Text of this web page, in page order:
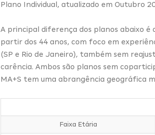
Plano Individual, atualizado em Outubro
A principal diferença dos planos abaixo é
partir dos 44 anos, com foco em
(SP e Rio de Janeiro), também sem
carência. Ambos são planos sem
MA+S tem uma abrangência geográfica
Faixa Etária